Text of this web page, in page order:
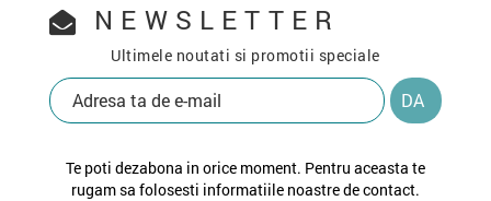
NEWSLETTER
Ultimele noutati si promotii speciale
Te poti dezabona in orice moment. Pentru aceasta te
rugam sa folosesti informatiile noastre de contact.